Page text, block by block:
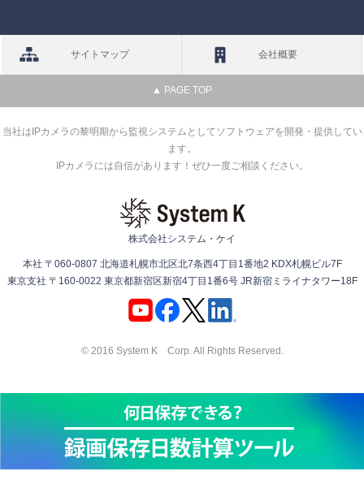
サイトマップ 会社概要
▲ PAGE TOP
当社はIPカメラの黎明期から監視システムとしてソフトウェアを開発・提供してい
ます。
IPカメラには自信があります！ぜひ一度ご相談ください。
株式会社システム・ケイ
本社 〒060-0807 北海道札幌市北区北7条西4丁目1番地2 KDX札幌ビル7F
東京支社 〒160-0022 東京都新宿区新宿4丁目1番6号 JR新宿ミライナタワー18F
© 2016 System K Corp. All Rights Reserved.